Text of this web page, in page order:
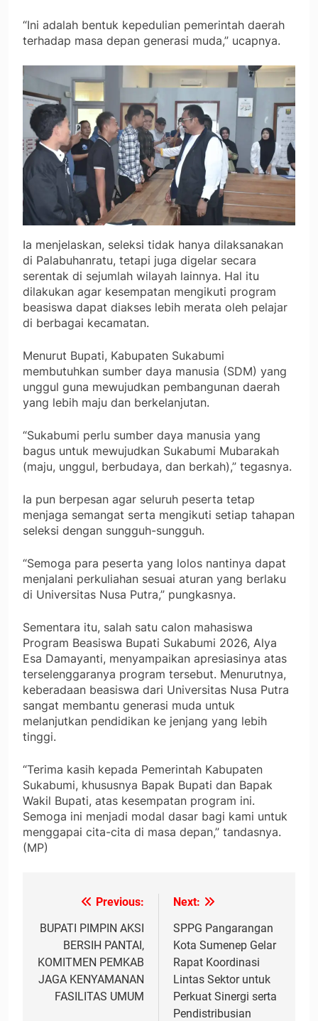
“Ini adalah bentuk kepedulian pemerintah daerah
terhadap masa depan generasi muda,” ucapnya.
Ia menjelaskan, seleksi tidak hanya dilaksanakan
di Palabuhanratu, tetapi juga digelar secara
serentak di sejumlah wilayah lainnya. Hal itu
dilakukan agar kesempatan mengikuti program
beasiswa dapat diakses lebih merata oleh pelajar
di berbagai kecamatan.
Menurut Bupati, Kabupaten Sukabumi
membutuhkan sumber daya manusia (SDM) yang
unggul guna mewujudkan pembangunan daerah
yang lebih maju dan berkelanjutan.
“Sukabumi perlu sumber daya manusia yang
bagus untuk mewujudkan Sukabumi Mubarakah
(maju, unggul, berbudaya, dan berkah),” tegasnya.
Ia pun berpesan agar seluruh peserta tetap
menjaga semangat serta mengikuti setiap tahapan
seleksi dengan sungguh-sungguh.
“Semoga para peserta yang lolos nantinya dapat
menjalani perkuliahan sesuai aturan yang berlaku
di Universitas Nusa Putra,” pungkasnya.
Sementara itu, salah satu calon mahasiswa
Program Beasiswa Bupati Sukabumi 2026, Alya
Esa Damayanti, menyampaikan apresiasinya atas
terselenggaranya program tersebut. Menurutnya,
keberadaan beasiswa dari Universitas Nusa Putra
sangat membantu generasi muda untuk
melanjutkan pendidikan ke jenjang yang lebih
tinggi.
“Terima kasih kepada Pemerintah Kabupaten
Sukabumi, khususnya Bapak Bupati dan Bapak
Wakil Bupati, atas kesempatan program ini.
Semoga ini menjadi modal dasar bagi kami untuk
menggapai cita-cita di masa depan,” tandasnya.
(MP)
Navigasi
pos
Previous:
BUPATI PIMPIN AKSI
BERSIH PANTAI,
KOMITMEN PEMKAB
JAGA KENYAMANAN
FASILITAS UMUM
Next:
SPPG Pangarangan
Kota Sumenep Gelar
Rapat Koordinasi
Lintas Sektor untuk
Perkuat Sinergi serta
Pendistribusian